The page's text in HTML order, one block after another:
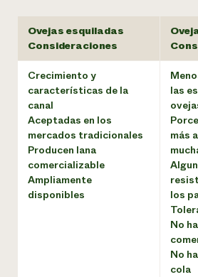
Ovejas esquiladas
Consideraciones
Crecimiento y
características de la
canal
Aceptadas en los
mercados tradicionales
Producen lana
comercializable
Ampliamente
disponibles
las
más
los
No
No
cola